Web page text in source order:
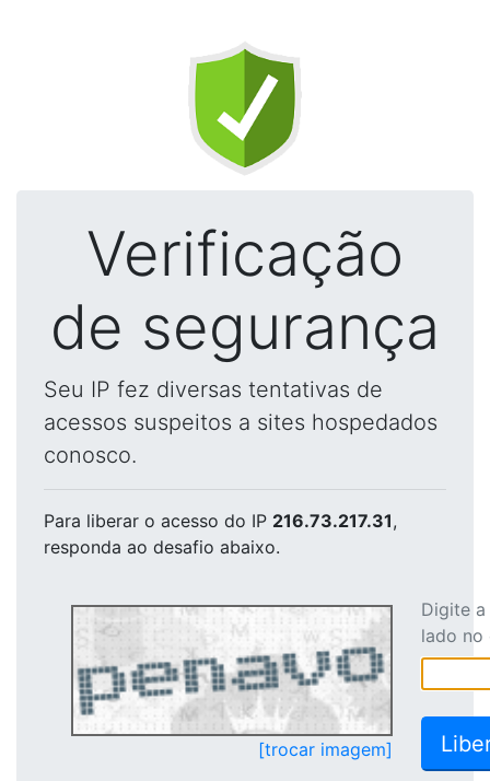
Verificação
de segurança
Seu IP fez diversas tentativas de
acessos suspeitos a sites hospedados
conosco.
Para liberar o acesso do IP 216.73.217.31,
responda ao desafio abaixo.
[trocar imagem]
Digite
lado no